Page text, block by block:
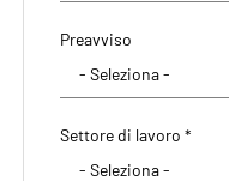
Preavviso
Settore di lavoro *